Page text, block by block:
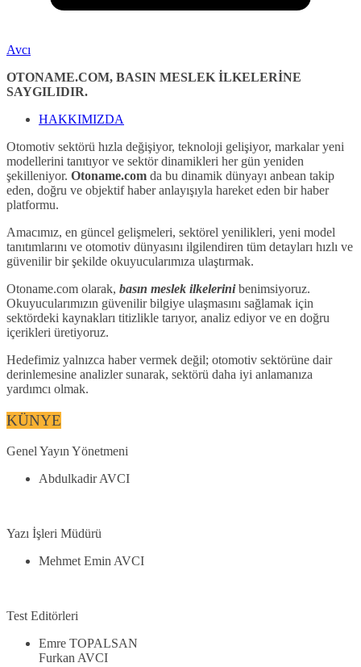
Avcı
OTONAME.COM, BASIN MESLEK İLKELERİNE
SAYGILIDIR.
HAKKIMIZDA
Otomotiv sektörü hızla değişiyor, teknoloji gelişiyor, markalar yeni
modellerini tanıtıyor ve sektör dinamikleri her gün yeniden
şekilleniyor. Otoname.com da bu dinamik dünyayı anbean takip
eden, doğru ve objektif haber anlayışıyla hareket eden bir haber
platformu.
Amacımız, en güncel gelişmeleri, sektörel yenilikleri, yeni model
tanıtımlarını ve otomotiv dünyasını ilgilendiren tüm detayları hızlı ve
güvenilir bir şekilde okuyucularımıza ulaştırmak.
Otoname.com olarak, basın meslek ilkelerinibenimsiyoruz.
Okuyucularımızın güvenilir bilgiye ulaşmasını sağlamak için
sektördeki kaynakları titizlikle tarıyor, analiz ediyor ve en doğru
içerikleri üretiyoruz.
Hedefimiz yalnızca haber vermek değil; otomotiv sektörüne dair
derinlemesine analizler sunarak, sektörü daha iyi anlamanıza
yardımcı olmak.
KÜNYE
Genel Yayın Yönetmeni
Abdulkadir AVCI
Yazı İşleri Müdürü
Mehmet Emin AVCI
Test Editörleri
Emre TOPALSAN
Furkan AVCI